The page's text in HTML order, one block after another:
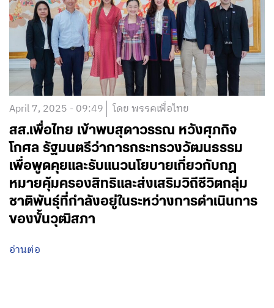
April 7, 2025 - 09:49 โดย พรรคเพื่อไทย
สส.เพื่อไทย เข้าพบสุดาวรรณ หวังศุภกิจ
โกศล รัฐมนตรีว่าการกระทรวงวัฒนธรรม
เพื่อพูดคุยและรับแนวนโยบายเกี่ยวกับกฏ
หมายคุ้มครองสิทธิและส่งเสริมวิถีชีวิตกลุ่ม
ชาติพันธุ์ที่กำลังอยู่ในระหว่างการดำเนินการ
ของขั้นวุฒิสภา
อ่านต่อ